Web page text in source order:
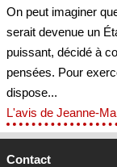
On peut imaginer
serait devenue un
puissant, décidé à
pensées. Pour
dispose...
L'avis de Jeanne-
Contact